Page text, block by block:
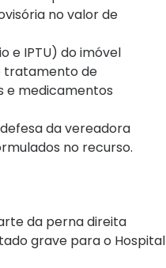
no valor de
e IPTU) do imóvel
tratamento de
e medicamentos
da vereadora
no recurso.
da perna direita
grave para o Hospital